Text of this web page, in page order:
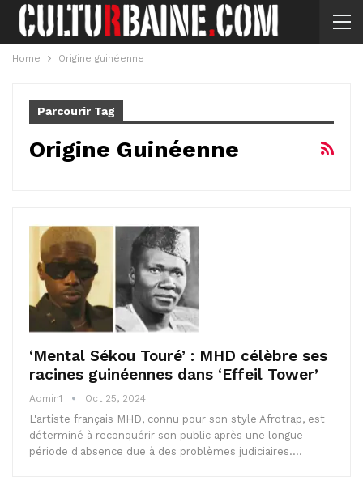
Home Origine guinéenne
Parcourir Tag
Origine Guinéenne
‘Mental Sékou Touré’ : MHD célèbre ses
racines guinéennes dans ‘Effeil Tower’
Admin1 Oct 25, 2024
L'artiste français MHD, connu pour son style Afrotrap, est
déterminé à reconquérir son public après une longue
période d'absence due à des problèmes judiciaires.…